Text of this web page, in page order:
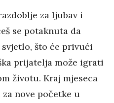
za ljubav i
se potaknuta da
što će privući
prijatelja može igrati
životu. Kraj mjeseca
nove početke u